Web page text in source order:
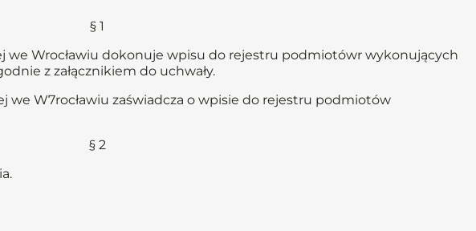
§ 1
we Wrocławiu dokonuje wpisu do rejestru podmiotówr wykonujących
z załącznikiem do uchwały.
we W7rocławiu zaświadcza o wpisie do rejestru podmiotów
§ 2